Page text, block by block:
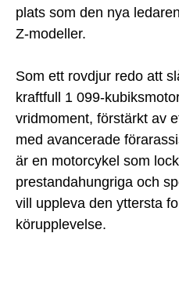
plats som den nya
Z-modeller.
Som ett rovdjur redo att
kraftfull 1 099-
vridmoment, förstärkt av
med avancerade
är en motorcykel som
prestandahungriga och
vill uppleva den yttersta
körupplevelse.